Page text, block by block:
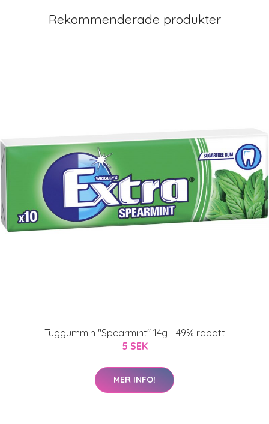
Rekommenderade produkter
Tuggummin "Spearmint" 14g - 49% rabatt
5 SEK
MER INFO!